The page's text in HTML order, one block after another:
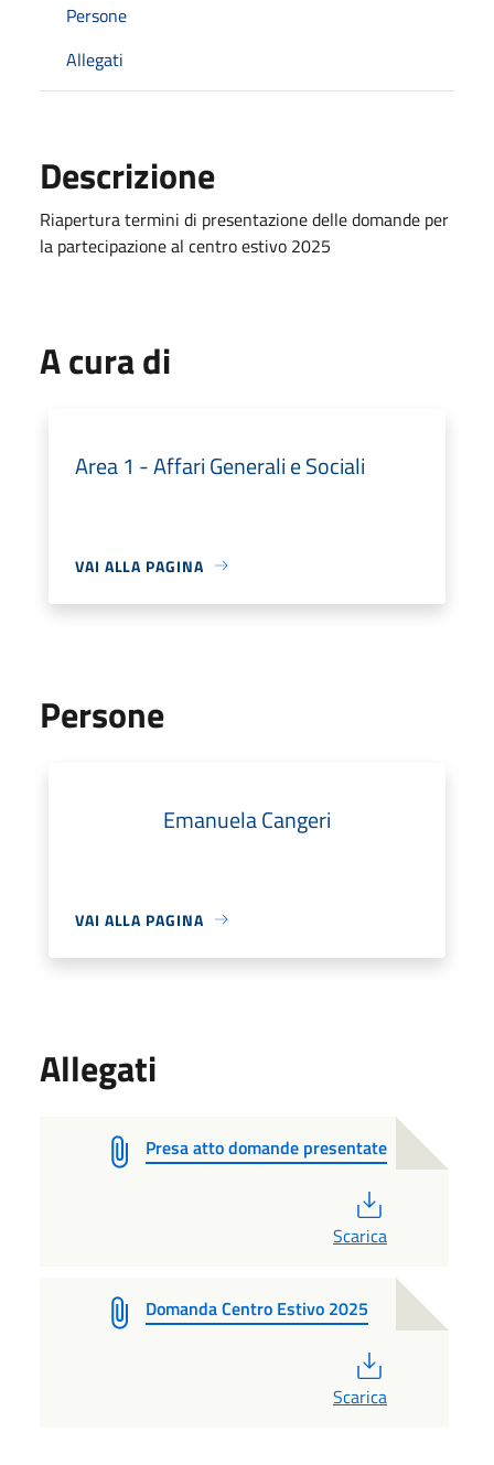
Persone
Allegati
Descrizione
Riapertura termini di presentazione delle domande per
la partecipazione al centro estivo 2025
A cura di
Area 1 - Affari Generali e Sociali
VAI ALLA PAGINA
Persone
Emanuela Cangeri
VAI ALLA PAGINA
Allegati
Presa atto domande presentate
Scarica
Domanda Centro Estivo 2025
Scarica